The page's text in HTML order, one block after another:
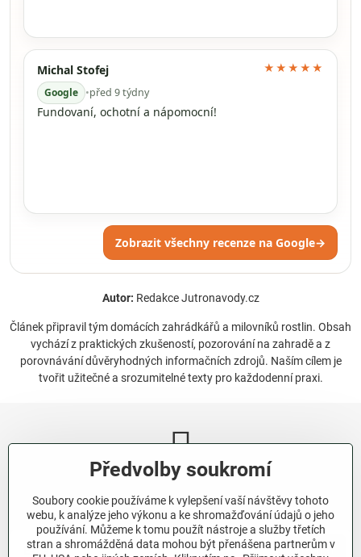
Michal Stofej
Google •před 9 týdny
★★★★★
Fundovaní, ochotní a nápomocní!
Zobrazit všechny recenze na Google→
Autor: Redakce Jutronavody.cz
Článek připravil tým domácích zahrádkářů a milovníků rostlin. Obsah
vychází z praktických zkušeností, pozorování na zahradě a z
porovnávání důvěryhodných informačních zdrojů. Naším cílem je
tvořit užitečné a srozumitelné texty pro každodenní praxi.
Newsletter
Odebírat naše novinky:
Odebírat
Předvolby soukromí
Soubory cookie používáme k vylepšení vaší návštěvy tohoto
webu, k analýze jeho výkonu a ke shromažďování údajů o jeho
používání. Můžeme k tomu použít nástroje a služby třetích
stran a shromážděná data mohou být přenášena partnerům v